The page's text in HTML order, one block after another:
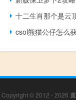
十二生肖那个是云
csol熊猫公仔怎么
Copyright © 2012 - 2026